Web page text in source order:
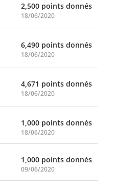
2,500 points donnés
18/06/2020
6,490 points donnés
18/06/2020
4,671 points donnés
18/06/2020
1,000 points donnés
18/06/2020
1,000 points donnés
09/06/2020